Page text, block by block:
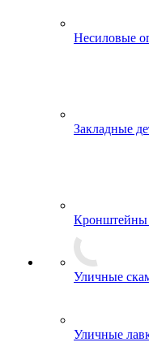
Несиловые
Закладные
Кронштейны
Уличные
Уличные